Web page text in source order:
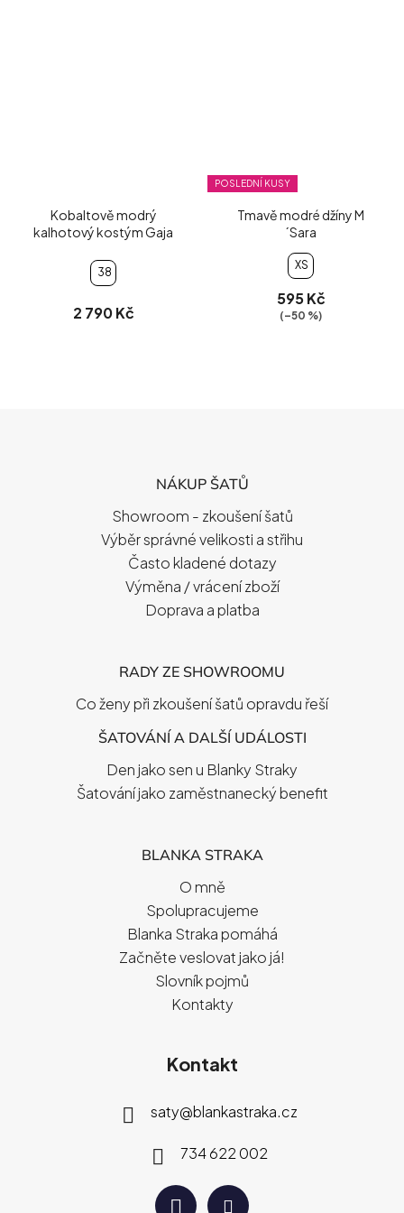
Kobaltově modrý
kalhotový kostým Gaja
38
2 790 Kč
POSLEDNÍ KUSY
Tmavě modré džíny M
´Sara
XS
595 Kč
(–50 %)
NÁKUP ŠATŮ
Showroom - zkoušení šatů
Výběr správné velikosti a střihu
Často kladené dotazy
Výměna / vrácení zboží
Doprava a platba
RADY ZE SHOWROOMU
Co ženy při zkoušení šatů opravdu řeší
ŠATOVÁNÍ A DALŠÍ UDÁLOSTI
Den jako sen u Blanky Straky
Šatování jako zaměstnanecký benefit
BLANKA STRAKA
O mně
Spolupracujeme
Blanka Straka pomáhá
Začněte veslovat jako já!
Slovník pojmů
Kontakty
Kontakt
saty@blankastraka.cz
734 622 002